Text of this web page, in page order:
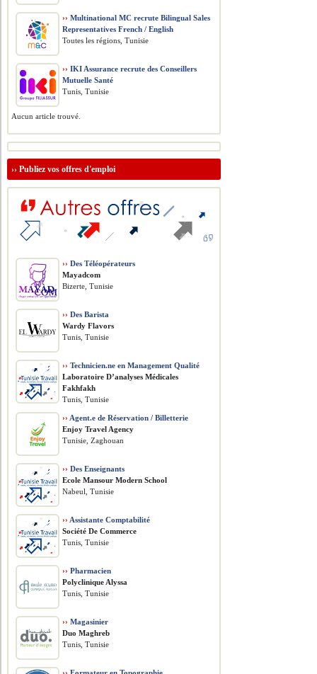
›› Multinational MC recrute Bilingual Sales
Representatives French / English
Toutes les régions, Tunisie
›› IKI Assurance recrute des Conseillers
Mutuelle Santé
Tunis, Tunisie
Aucun article trouvé.
››Publiez vos offres d'emploi
›› Des Téléopérateurs
Mayadcom
Bizerte, Tunisie
›› Des Barista
Wardy Flavors
Tunis, Tunisie
›› Technicien.ne en Management Qualité
Laboratoire D’analyses Médicales
Fakhfakh
Tunis, Tunisie
›› Agent.e de Réservation / Billetterie
Enjoy Travel Agency
Tunisie, Zaghouan
›› Des Enseignants
Ecole Mansour Modern School
Nabeul, Tunisie
›› Assistante Comptabilité
Société De Commerce
Tunis, Tunisie
›› Pharmacien
Polyclinique Alyssa
Tunis, Tunisie
›› Magasinier
Duo Maghreb
Tunis, Tunisie